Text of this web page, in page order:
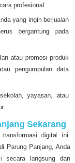
profesional.
yang ingin berjualan
bergantung pada
atau promosi produk
pengumpulan data
yayasan, atau
Sekarang
digital ini.
Parung Panjang, Anda
secara langsung dan